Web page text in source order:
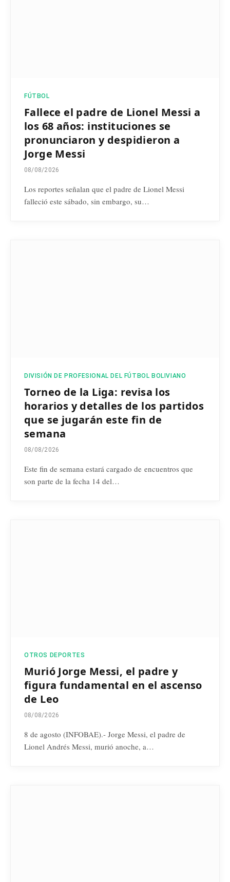
FÚTBOL
Fallece el padre de Lionel Messi a
los 68 años: instituciones se
pronunciaron y despidieron a
Jorge Messi
08/08/2026
Los reportes señalan que el padre de Lionel Messi
falleció este sábado, sin embargo, su…
DIVISIÓN DE PROFESIONAL DEL FÚTBOL BOLIVIANO
Torneo de la Liga: revisa los
horarios y detalles de los partidos
que se jugarán este fin de
semana
08/08/2026
Este fin de semana estará cargado de encuentros que
son parte de la fecha 14 del…
OTROS DEPORTES
Murió Jorge Messi, el padre y
figura fundamental en el ascenso
de Leo
08/08/2026
8 de agosto (INFOBAE).- Jorge Messi, el padre de
Lionel Andrés Messi, murió anoche, a…